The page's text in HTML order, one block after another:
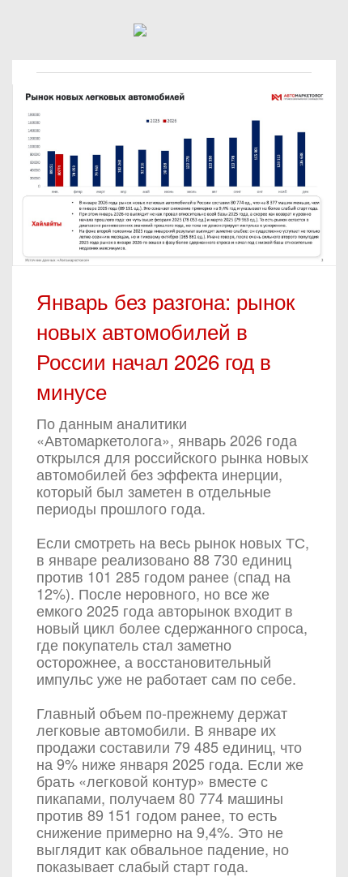
Январь без разгона: рынок
новых автомобилей в
России начал 2026 год в
минусе
По данным аналитики
«Автомаркетолога», январь 2026 года
открылся для российского рынка новых
автомобилей без эффекта инерции,
который был заметен в отдельные
периоды прошлого года.
Если смотреть на весь рынок новых ТС,
в январе реализовано 88 730 единиц
против 101 285 годом ранее (спад на
12%). После неровного, но все же
емкого 2025 года авторынок входит в
новый цикл более сдержанного спроса,
где покупатель стал заметно
осторожнее, а восстановительный
импульс уже не работает сам по себе.
Главный объем по-прежнему держат
легковые автомобили. В январе их
продажи составили 79 485 единиц, что
на 9% ниже января 2025 года. Если же
брать «легковой контур» вместе с
пикапами, получаем 80 774 машины
против 89 151 годом ранее, то есть
снижение примерно на 9,4%. Это не
выглядит как обвальное падение, но
показывает слабый старт года.